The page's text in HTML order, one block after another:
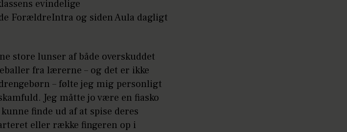
evindelige
ForældreIntra og siden Aula dagligt
store lunser af både overskuddet
fra lærerne – og det er ikke
– følte jeg mig personligt
Jeg måtte jo være en fiasko
finde ud af at spise deres
eller række fingeren op i